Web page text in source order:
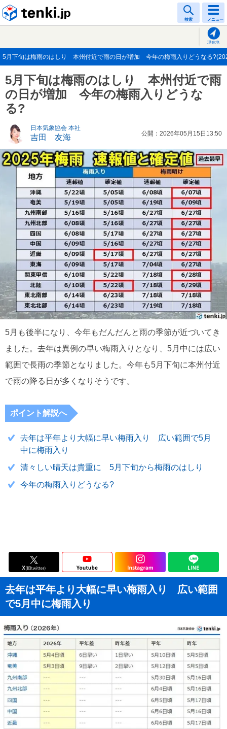
検索 メニュー
現在地
5月下旬は梅雨のはしり 本州付近で雨の日が増加 今年の梅雨入りどうなる
5月下旬は梅雨のはしり 本州付近で雨
の日が増加 今年の梅雨入りどうな
る?
日本気象協会 本社
吉田 友海 公開：2026年05月15日13:50
5月も後半になり、今年もだんだんと雨の季節が近づいてき
ました。去年は異例の早い梅雨入りとなり、5月中には広い
範囲で長雨の季節となりました。今年も5月下旬に本州付近
で雨の降る日が多くなりそうです。
ポイント解説へ
去年は平年より大幅に早い梅雨入り 広い範囲で5月
中に梅雨入り
清々しい晴天は貴重に 5月下旬から梅雨のはしり
今年の梅雨入りどうなる?
去年は平年より大幅に早い梅雨入り 広い範囲
で5月中に梅雨入り